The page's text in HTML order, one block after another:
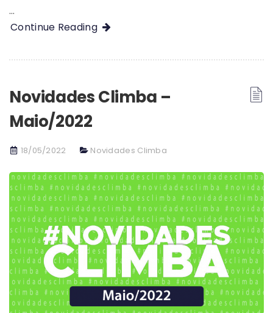
…
Continue Reading
Novidades Climba –
Maio/2022
18/05/2022 Novidades Climba